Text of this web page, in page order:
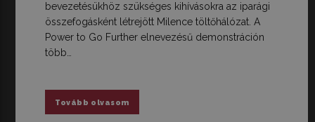
bevezetésükhöz szükséges kihívásokra az iparági
összefogásként létrejött Milence töltőhálózat. A
Power to Go Further elnevezésű demonstráción
több…
Tovább olvasom